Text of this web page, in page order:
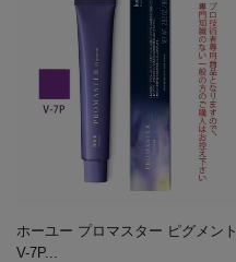
ホーユー プロマスター ピグメント
V-7P...